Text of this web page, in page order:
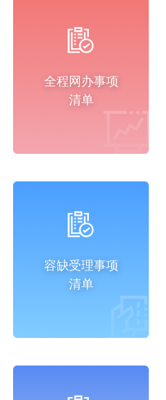
全程网办事项
清单
容缺受理事项
清单